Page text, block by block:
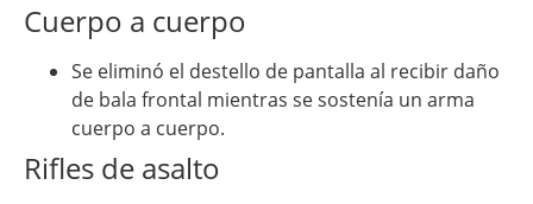
Cuerpo a cuerpo
Se eliminó el destello de pantalla al recibir daño
de bala frontal mientras se sostenía un arma
cuerpo a cuerpo.
Rifles de asalto